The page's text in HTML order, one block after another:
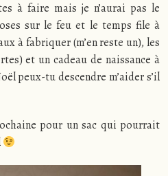
à faire mais je n’aurai pas le
sur le feu et le temps file à
à fabriquer (m’en reste un), les
et un cadeau de naissance à
peux-tu descendre m’aider s’il
pour un sac qui pourrait